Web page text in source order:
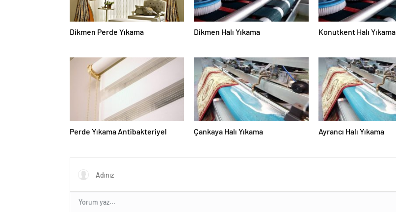
Dikmen Perde Yıkama Dikmen Halı Yıkama Konutkent Halı Yıkama
Perde Yıkama Antibakteriyel Çankaya Halı Yıkama Ayrancı Halı Yıkama